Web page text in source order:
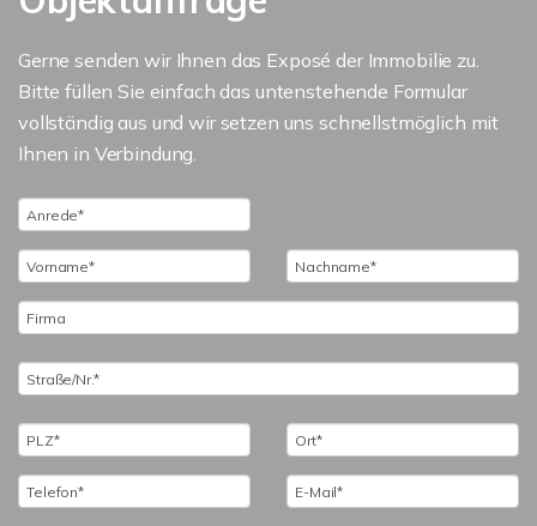
Gerne senden wir Ihnen das Exposé der Immobilie zu.
Bitte füllen Sie einfach das untenstehende Formular
vollständig aus und wir setzen uns schnellstmöglich mit
Ihnen in Verbindung.